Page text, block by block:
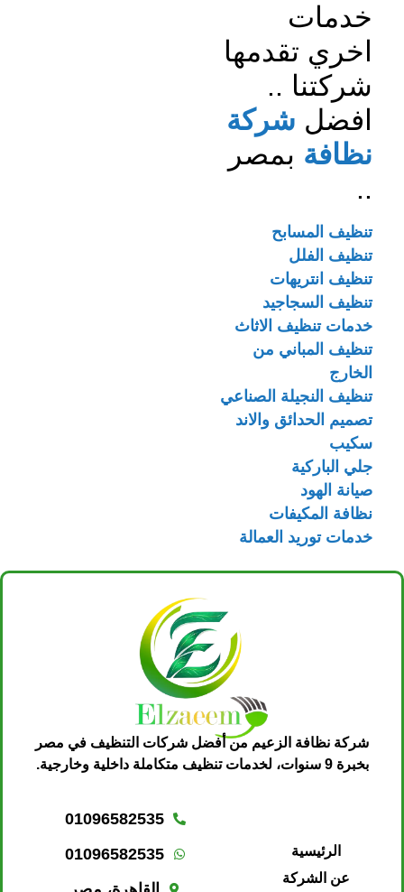
خدمات
اخري تقدمها
شركتنا ..
افضل شركة
نظافة بمصر
..
تنظيف المسابح
تنظيف الفلل
تنظيف انتريهات
تنظيف السجاجيد
خدمات تنظيف الاثاث
تنظيف المباني من
الخارج
تنظيف النجيلة الصناعي
تصميم الحدائق والاند
سكيب
جلي الباركية
صيانة الهود
نظافة المكيفات
خدمات توريد العمالة
شركة نظافة الزعيم من أفضل شركات التنظيف في مصر
بخبرة 9 سنوات، لخدمات تنظيف متكاملة داخلية وخارجية.
الرئيسية
عن الشركة
01096582535
01096582535